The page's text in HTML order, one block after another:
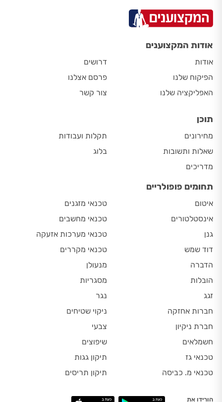
אודות המקצוענים
אודות
הפיקוח שלנו
האפליקציה שלנו
דרושים
פרסם אצלנו
צור קשר
תוכן
מחירונים
שאלות ותשובות
מדריכים
תקלות ועבודות
בלוג
תחומים פופולריים
איטום
אינסטלטורים
גנן
דוד שמש
הדברה
הובלות
זגג
חברות אחזקה
חברת ניקיון
חשמלאים
טכנאי גז
טכנאי מ. כביסה
טכנאי מזגנים
טכנאי מחשבים
טכנאי מערכות אזעקה
טכנאי מקררים
מנעולן
מסגריות
נגר
ניקוי שטיחים
צבעי
שיפוצים
תיקון גגות
תיקון תריסים
הורידו את